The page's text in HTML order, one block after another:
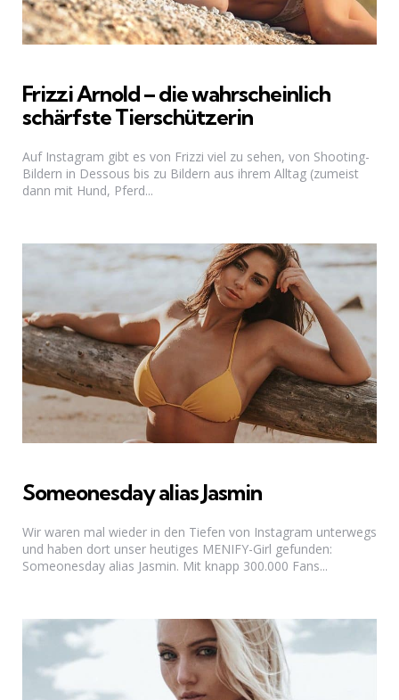
Frizzi Arnold – die wahrscheinlich
schärfste Tierschützerin
Auf Instagram gibt es von Frizzi viel zu sehen, von Shooting-
Bildern in Dessous bis zu Bildern aus ihrem Alltag (zumeist
dann mit Hund, Pferd...
Someonesday alias Jasmin
Wir waren mal wieder in den Tiefen von Instagram unterwegs
und haben dort unser heutiges MENIFY-Girl gefunden:
Someonesday alias Jasmin. Mit knapp 300.000 Fans...